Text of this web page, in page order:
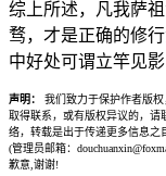
综上所述，凡我萨
骛，才是正确的修
中好处可谓立竿见影
声明：
我们致力于保护作者版
取得联系，或有版权异议的，请
络，转载是出于传递更多信息之
(管理员邮箱：
歉意,谢谢!